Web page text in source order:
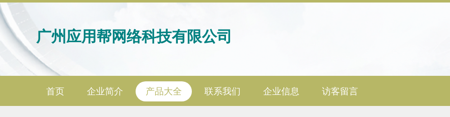
广州应用帮网络科技有限公司
首页 企业简介 产品大全 联系我们 企业信息 访客留言